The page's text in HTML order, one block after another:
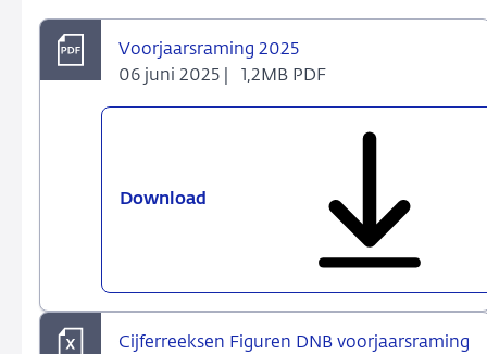
Voorjaarsraming 2025
06 juni 2025 |
1,2MB PDF
Download Voorjaarsraming
Cijferreeksen Figuren DNB voorjaarsraming